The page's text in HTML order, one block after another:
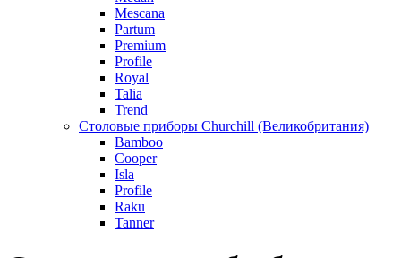
Mescana
Partum
Premium
Profile
Royal
Talia
Trend
Столовые приборы Churchill (Великобритания)
Bamboo
Cooper
Isla
Profile
Raku
Tanner